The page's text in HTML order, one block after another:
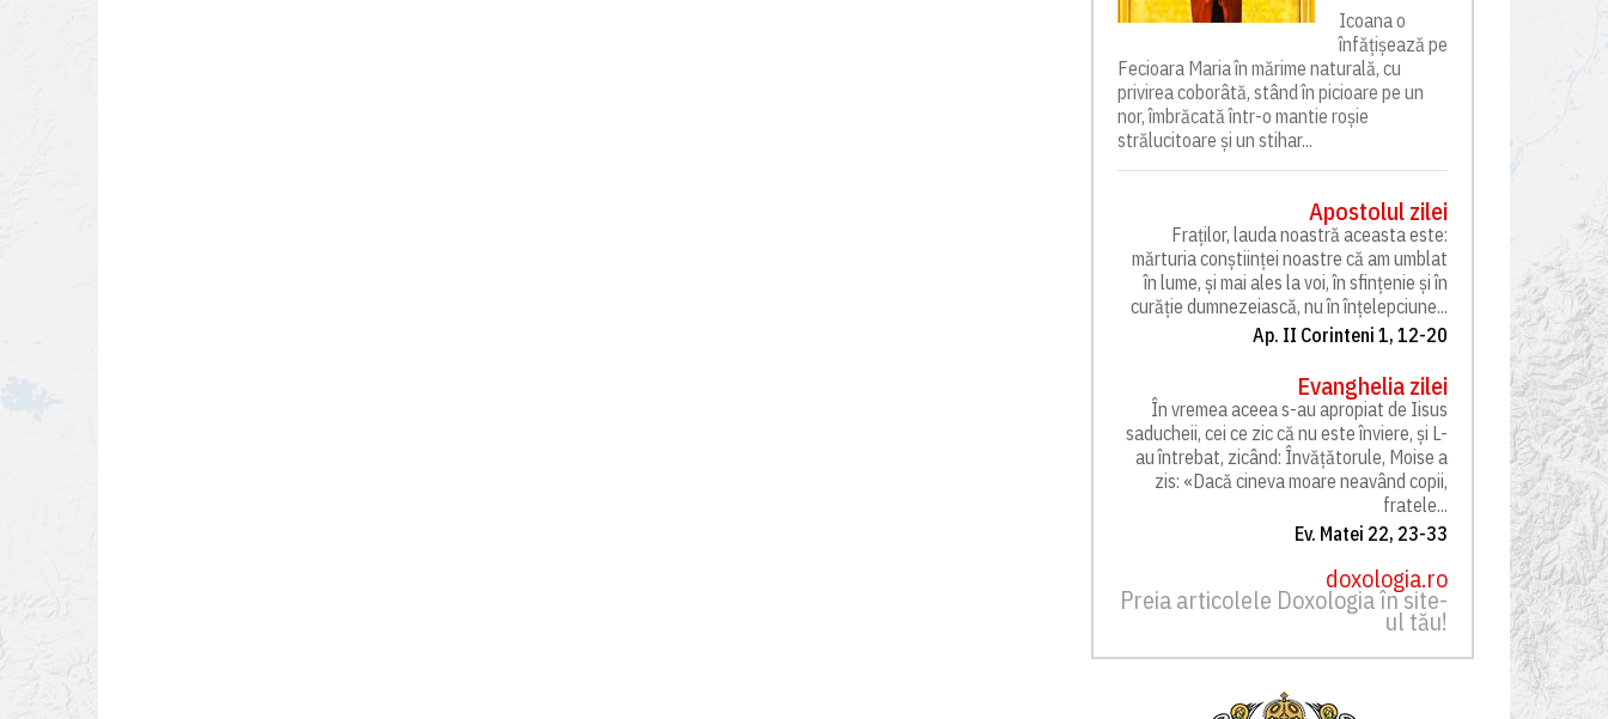
Icoana o
înfățișează pe
Fecioara Maria în mărime naturală, cu
privirea coborâtă, stând în picioare pe un
nor, îmbrăcată într-o mantie roșie
strălucitoare și un stihar...
Apostolul zilei
Fraților, lauda noastră aceasta este:
mărturia conștiinței noastre că am umblat
în lume, și mai ales la voi, în sfințenie și în
curăție dumnezeiască, nu în înțelepciune...
Ap. II Corinteni 1, 12-20
Evanghelia zilei
În vremea aceea s-au apropiat de Iisus
saducheii, cei ce zic că nu este înviere, și L-
au întrebat, zicând: Învățătorule, Moise a
zis: «Dacă cineva moare neavând copii,
fratele...
Ev. Matei 22, 23-33
doxologia.ro
Preia articolele Doxologia în site-
ul tău!